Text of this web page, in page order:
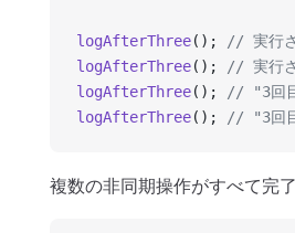
logAfterThree();
// 実行
logAfterThree();
// 実行
logAfterThree();
// "3回目
logAfterThree(); // "3回
複数の非同期操作がすべて完